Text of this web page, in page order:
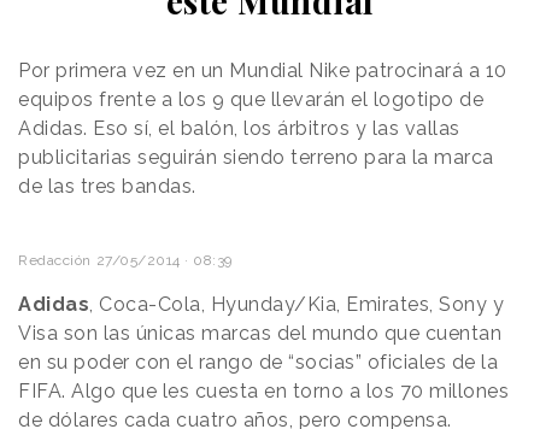
Por primera vez en un Mundial Nike patrocinará a 10
equipos frente a los 9 que llevarán el logotipo de
Adidas. Eso sí, el balón, los árbitros y las vallas
publicitarias seguirán siendo terreno para la marca
de las tres bandas.
Redacción 27/05/2014 · 08:39
Adidas , Coca-Cola, Hyunday/Kia, Emirates, Sony y
Visa son las únicas marcas del mundo que cuentan
en su poder con el rango de “socias” oficiales de la
FIFA. Algo que les cuesta en torno a los 70 millones
de dólares cada cuatro años, pero compensa.